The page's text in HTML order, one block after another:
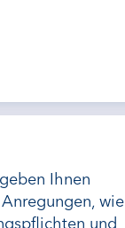
Ihnen
wie